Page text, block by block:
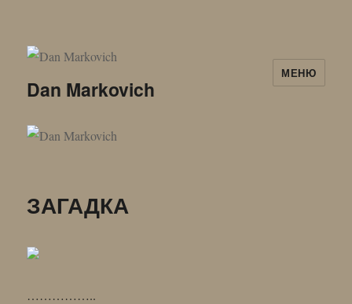
Dan Markovich
МЕНЮ
ЗАГАДКА
……………..